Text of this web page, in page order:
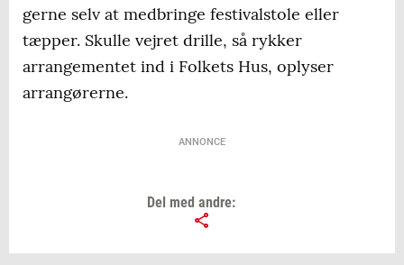
gerne selv at medbringe festivalstole eller
tæpper. Skulle vejret drille, så rykker
arrangementet ind i Folkets Hus, oplyser
arrangørerne.
ANNONCE
Del med andre: